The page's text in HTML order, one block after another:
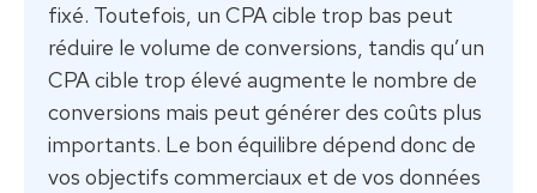
fixé. Toutefois, un CPA cible trop bas peut
réduire le volume de conversions, tandis qu’un
CPA cible trop élevé augmente le nombre de
conversions mais peut générer des coûts plus
importants. Le bon équilibre dépend donc de
vos objectifs commerciaux et de vos données